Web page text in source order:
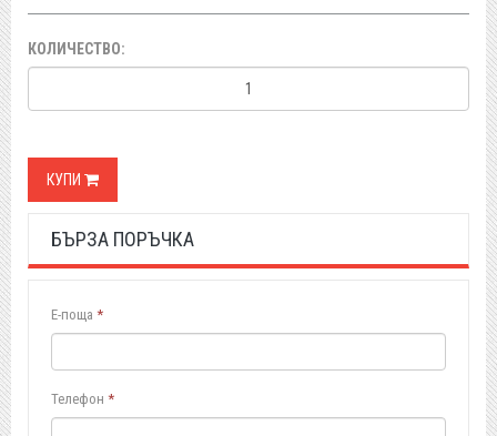
КОЛИЧЕСТВО:
КУПИ
БЪРЗА ПОРЪЧКА
Е-поща *
Телефон *